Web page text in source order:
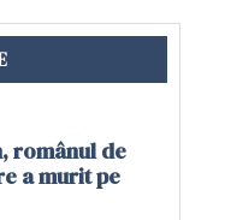
românul de
a murit pe